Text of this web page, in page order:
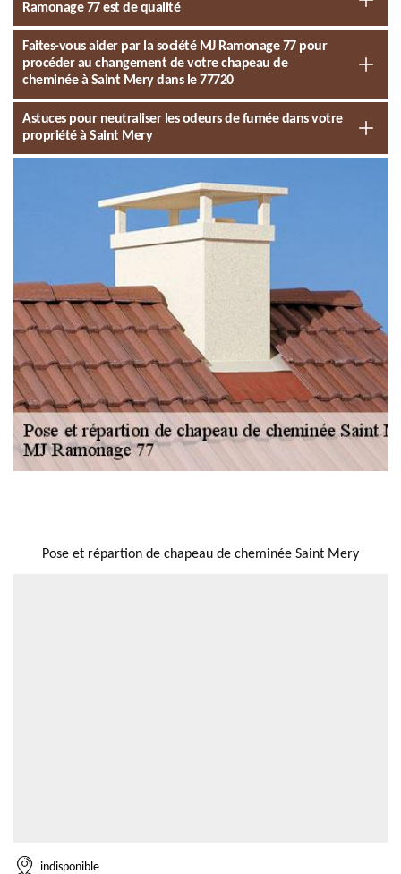
Ramonage 77 est de qualité
Faites-vous aider par la société MJ Ramonage 77 pour
procéder au changement de votre chapeau de
cheminée à Saint Mery dans le 77720
Astuces pour neutraliser les odeurs de fumée dans votre
propriété à Saint Mery
Pose et répartion de chapeau de cheminée Saint Mery
indisponible